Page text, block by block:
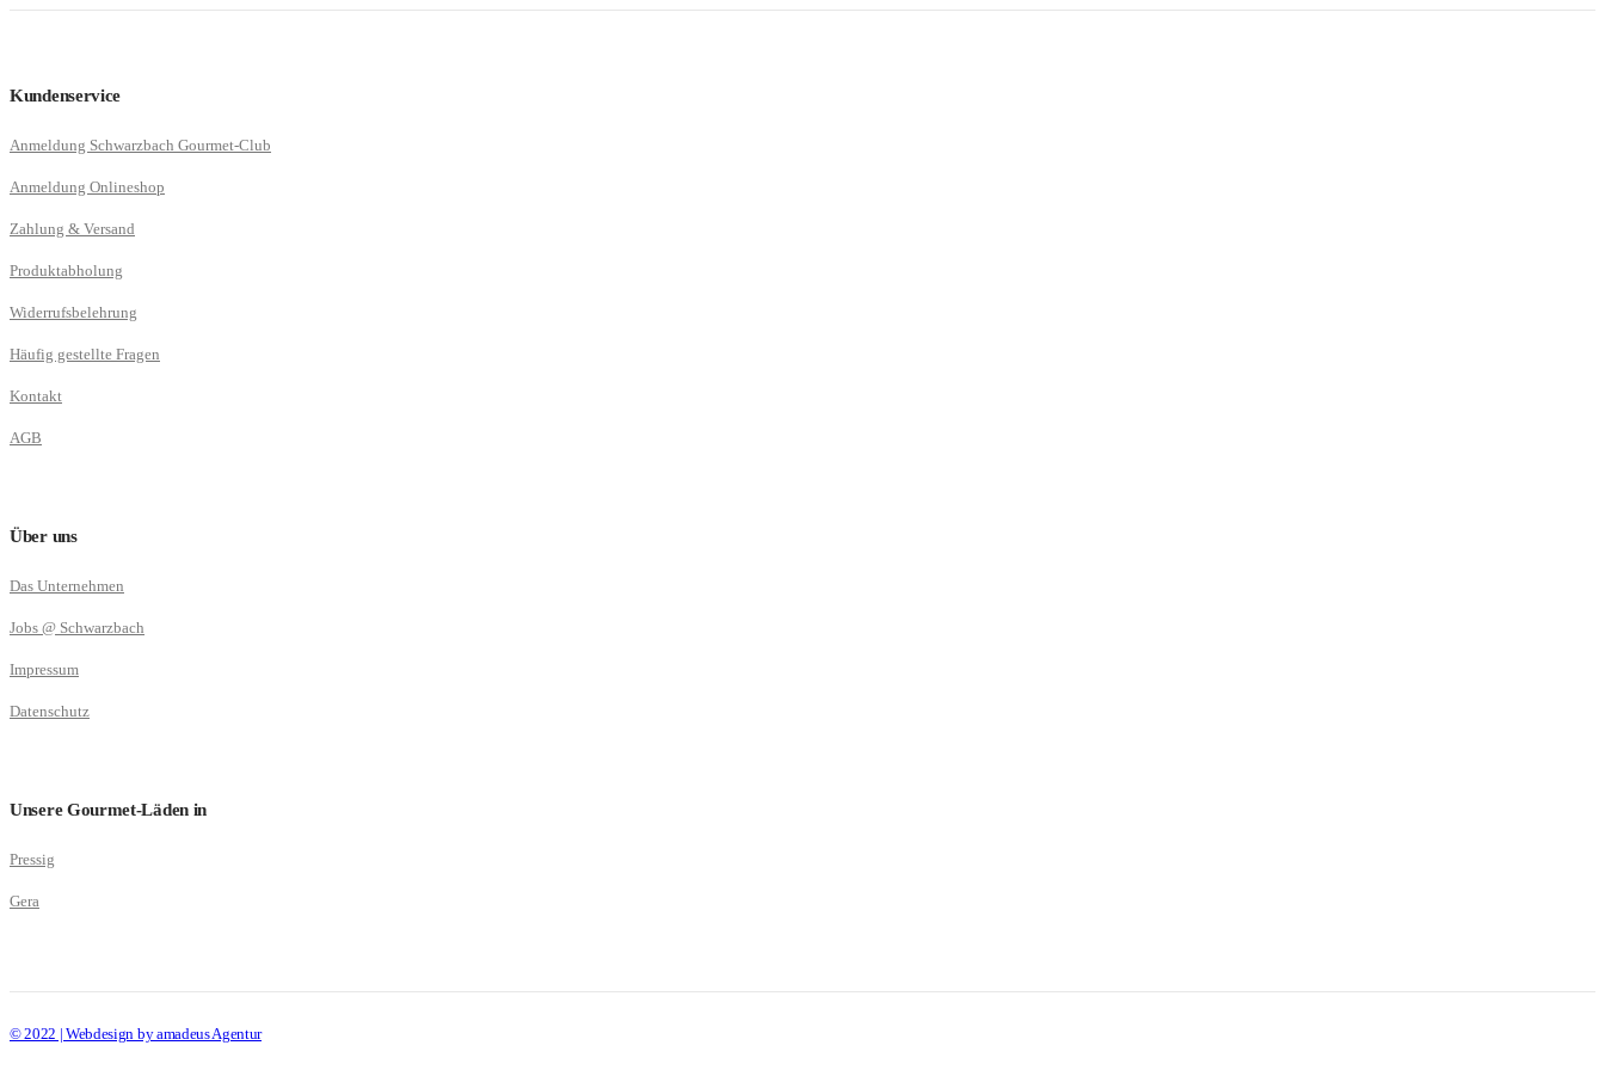
Kundenservice
Anmeldung Schwarzbach Gourmet-Club
Anmeldung Onlineshop
Zahlung & Versand
Produktabholung
Widerrufsbelehrung
Häufig gestellte Fragen
Kontakt
AGB
Über uns
Das Unternehmen
Jobs @ Schwarzbach
Impressum
Datenschutz
Unsere Gourmet-Läden in
Pressig
Gera
© 2022 | Webdesign by amadeus Agentur